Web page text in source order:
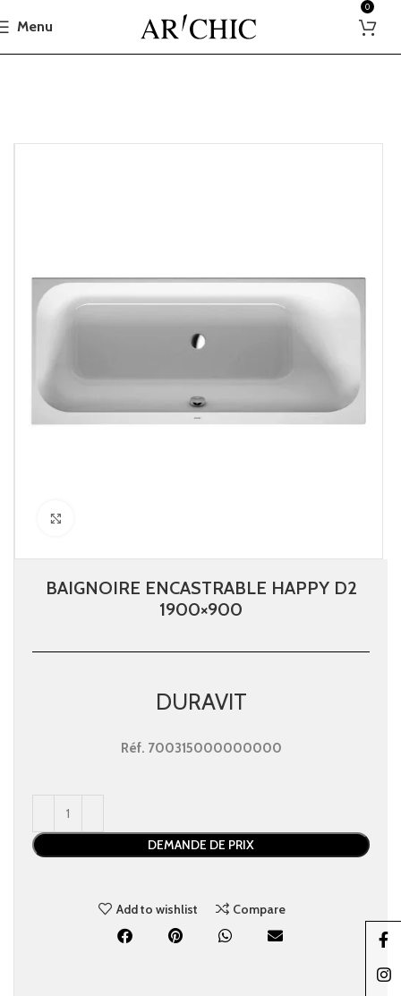
Menu
0
BAIGNOIRE ENCASTRABLE HAPPY D2
1900×900
DURAVIT
Réf. 700315000000000
DEMANDE DE PRIX
Add to wishlist Compare